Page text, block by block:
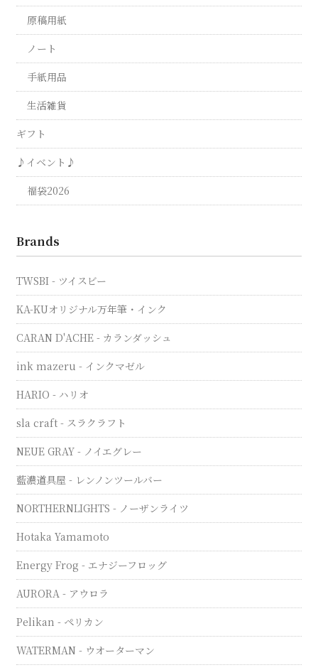
原稿用紙
ノート
手紙用品
生活雑貨
ギフト
♪イベント♪
福袋2026
Brands
TWSBI - ツイスビー
KA-KUオリジナル万年筆・インク
CARAN D'ACHE - カランダッシュ
ink mazeru - インクマゼル
HARIO - ハリオ
sla craft - スラクラフト
NEUE GRAY - ノイエグレー
藍濃道具屋 - レンノンツールバー
NORTHERNLIGHTS - ノーザンライツ
Hotaka Yamamoto
Energy Frog - エナジーフロッグ
AURORA - アウロラ
Pelikan - ペリカン
WATERMAN - ウオーターマン